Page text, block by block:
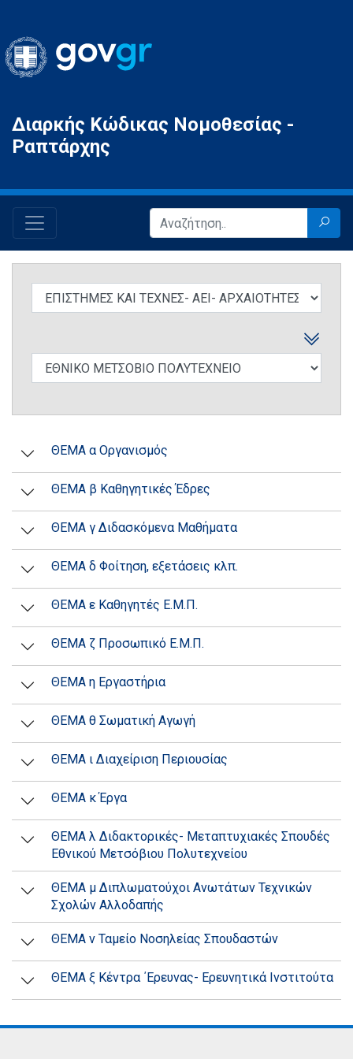
Gov.gr
Διαρκής Κώδικας Νομοθεσίας -
Ραπτάρχης
ΘΕΜΑ α Οργανισμός
ΘΕΜΑ β Καθηγητικές Έδρες
ΘΕΜΑ γ Διδασκόμενα Μαθήματα
ΘΕΜΑ δ Φοίτηση, εξετάσεις κλπ.
ΘΕΜΑ ε Καθηγητές Ε.Μ.Π.
ΘΕΜΑ ζ Προσωπικό Ε.Μ.Π.
ΘΕΜΑ η Εργαστήρια
ΘΕΜΑ θ Σωματική Αγωγή
ΘΕΜΑ ι Διαχείριση Περιουσίας
ΘΕΜΑ κ Έργα
ΘΕΜΑ λ Διδακτορικές- Μεταπτυχιακές Σπουδές
Εθνικού Μετσόβιου Πολυτεχνείου
ΘΕΜΑ μ Διπλωματούχοι Ανωτάτων Τεχνικών
Σχολών Αλλοδαπής
ΘΕΜΑ ν Ταμείο Νοσηλείας Σπουδαστών
ΘΕΜΑ ξ Κέντρα ΄Ερευνας- Ερευνητικά Ινστιτούτα